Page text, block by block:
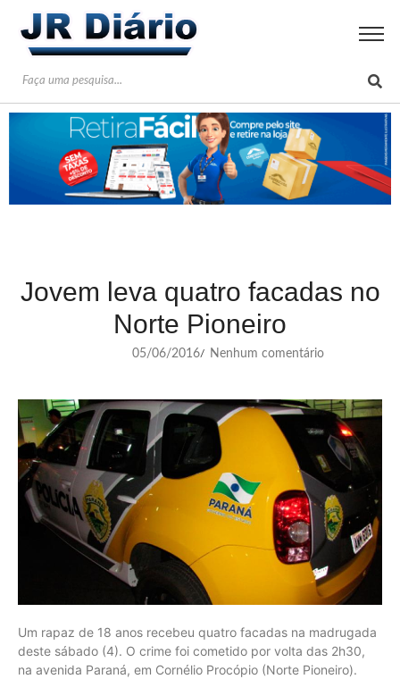
Jovem leva quatro facadas no
Norte Pioneiro
05/06/2016/ Nenhum comentário
Um rapaz de 18 anos recebeu quatro facadas na madrugada
deste sábado (4). O crime foi cometido por volta das 2h30,
na avenida Paraná, em Cornélio Procópio (Norte Pioneiro).